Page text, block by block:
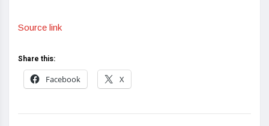
Source link
Share this:
Facebook
X